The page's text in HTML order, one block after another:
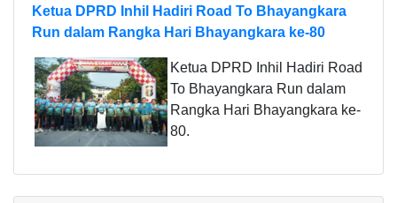
Ketua DPRD Inhil Hadiri Road To Bhayangkara
Run dalam Rangka Hari Bhayangkara ke-80
Ketua DPRD Inhil Hadiri Road
To Bhayangkara Run dalam
Rangka Hari Bhayangkara ke-
80.